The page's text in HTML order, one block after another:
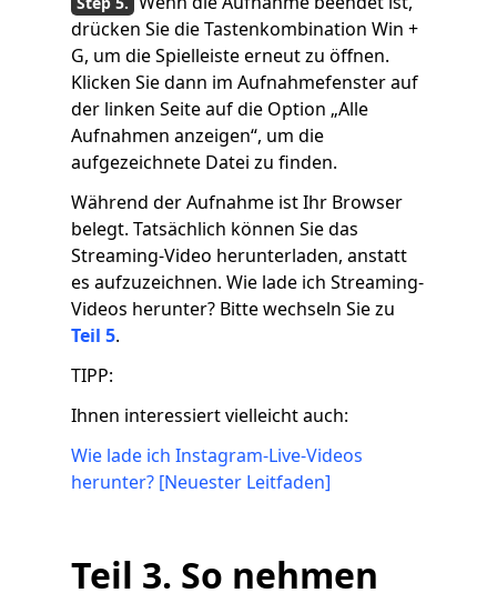
drücken Sie die Tastenkombination Win +
G, um die Spielleiste erneut zu öffnen.
Klicken Sie dann im Aufnahmefenster auf
der linken Seite auf die Option „Alle
Aufnahmen anzeigen“, um die
aufgezeichnete Datei zu finden.
Während der Aufnahme ist Ihr Browser
belegt. Tatsächlich können Sie das
Streaming-Video herunterladen, anstatt
es aufzuzeichnen. Wie lade ich Streaming-
Videos herunter? Bitte wechseln Sie zu
Teil 5.
TIPP:
Ihnen interessiert vielleicht auch:
Wie lade ich Instagram-Live-Videos
herunter? [Neuester Leitfaden]
Teil 3. So nehmen